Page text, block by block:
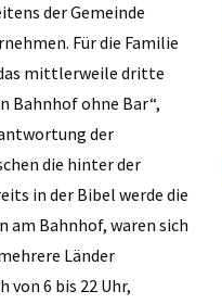
der Gemeinde
Für die Familie
das mittlerweile dritte
Bahnhof ohne Bar“,
der
die hinter der
in der Bibel werde die
am Bahnhof, waren sich
Länder
6 bis 22 Uhr,